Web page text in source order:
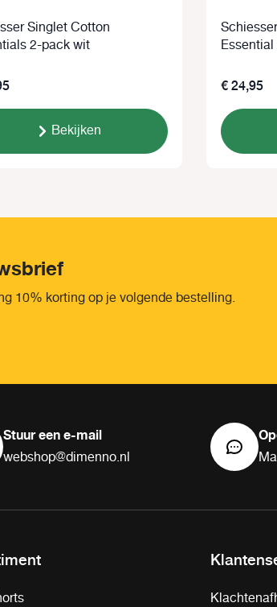
Singlet Cotton
2-pack wit
Bekijken
€ 24,95
10% korting op je volgende bestelling.
Stuur een e-mail
webshop@dimenno.nl